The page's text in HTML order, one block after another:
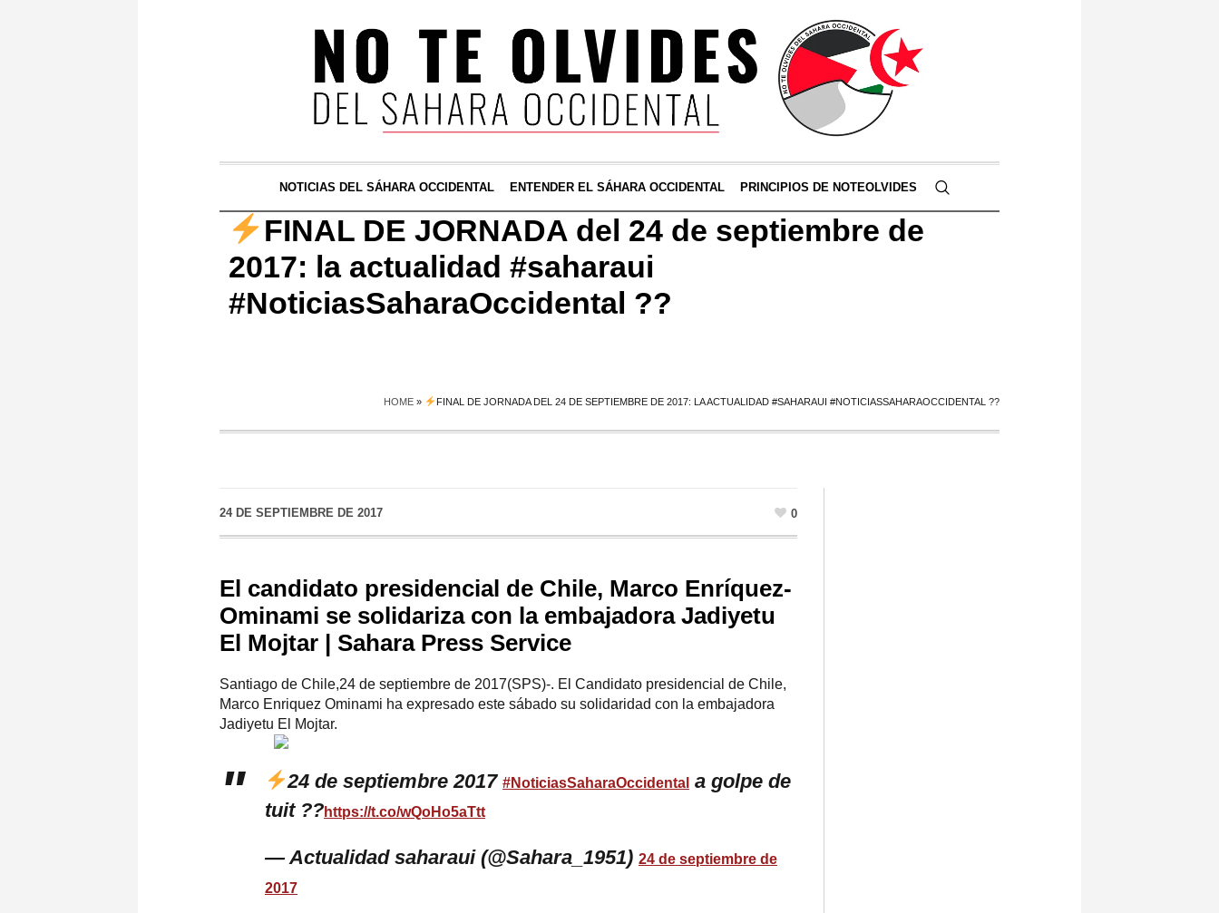
NOTICIAS DEL SÁHARA OCCIDENTAL ENTENDER EL SÁHARA OCCIDENTAL PRINCIPIOS DE NOTEOLVIDES
FINAL DE JORNADA del 24 de septiembre de
2017: la actualidad #saharaui
#NoticiasSaharaOccidental ??
HOME » FINAL DE JORNADA DEL 24 DE SEPTIEMBRE DE 2017: LA ACTUALIDAD #SAHARAUI #NOTICIASSAHARAOCCIDENTAL ??
24 DE SEPTIEMBRE DE 2017 0
El candidato presidencial de Chile, Marco Enríquez-
Ominami se solidariza con la embajadora Jadiyetu
El Mojtar | Sahara Press Service
Santiago de Chile,24 de septiembre de 2017(SPS)-. El Candidato presidencial de Chile,
Marco Enriquez Ominami ha expresado este sábado su solidaridad con la embajadora
Jadiyetu El Mojtar.
24 de septiembre 2017#NoticiasSaharaOccidental a golpe de
tuit ??https://t.co/wQoHo5aTtt
— Actualidad saharaui (@Sahara_1951) 24 de septiembre de
2017